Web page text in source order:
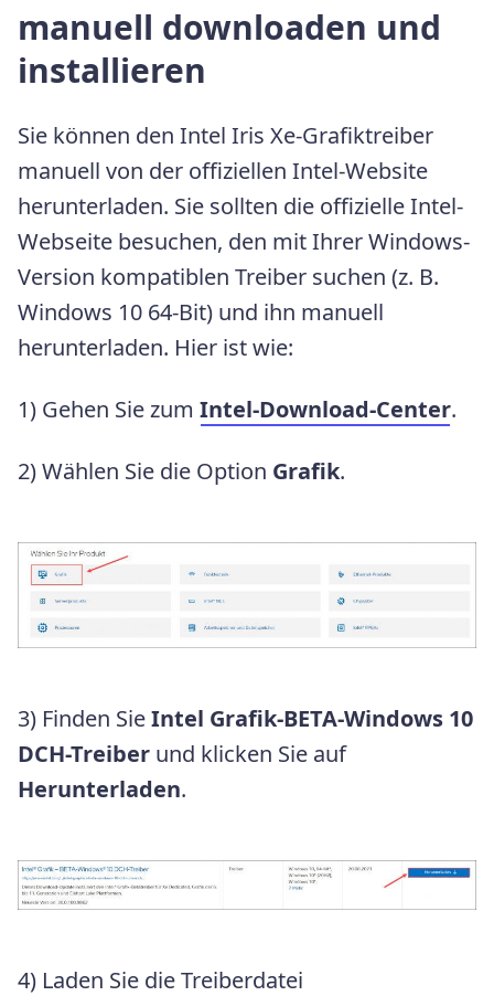
manuell downloaden und
installieren
Sie können den Intel Iris Xe-Grafiktreiber
manuell von der offiziellen Intel-Website
herunterladen. Sie sollten die offizielle Intel-
Webseite besuchen, den mit Ihrer Windows-
Version kompatiblen Treiber suchen (z. B.
Windows 10 64-Bit) und ihn manuell
herunterladen. Hier ist wie:
1) Gehen Sie zum Intel-Download-Center.
2) Wählen Sie die Option Grafik.
3) Finden SieIntel Grafik-BETA-Windows 10
DCH-Treiber und klicken Sie auf
Herunterladen.
4) Laden Sie die Treiberdatei